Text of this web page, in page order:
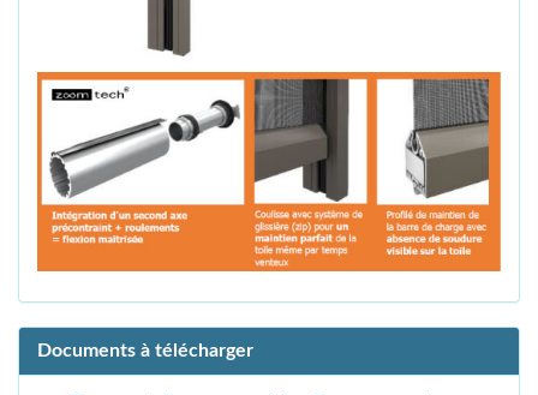
Documents à télécharger